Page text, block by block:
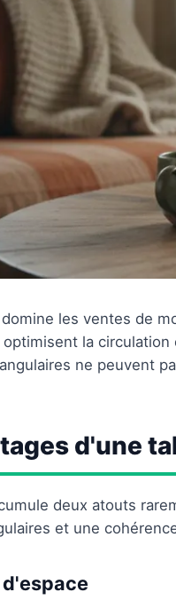
domine les ventes de
la
ne peuvent
d'une
deux atouts
et une